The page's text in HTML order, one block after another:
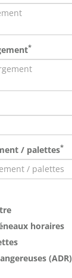
*
/ palettes*
horaires
(ADR)